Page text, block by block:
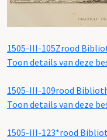
1505-III-105Zrood
Toon details van deze
1505-III-109rood
Toon details van deze
1505-III-123*rood